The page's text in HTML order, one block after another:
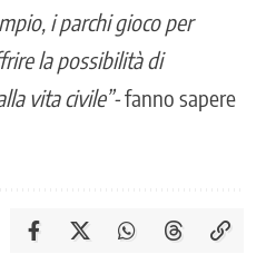
i parchi gioco per
la possibilità di
vita civile”-fanno sapere